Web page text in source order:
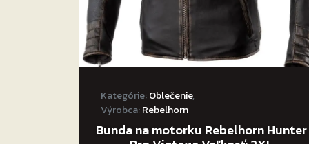
Ventilačné panely pre lepšiu priedušnosť.
Reflexné prvky pre lepšiu viditeľnosť.
Dlhý zips + krátky zips umožňuje zopnutie
Hľadáte perfektne prepracované a
Rebelhorn Thar II sú tou pravou voľbou!
Kategórie:Oblečenie,
Výrobca:Rebelhorn
Bunda na motorku Rebelhorn Hunter